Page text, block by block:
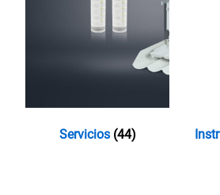
Servicios (44)